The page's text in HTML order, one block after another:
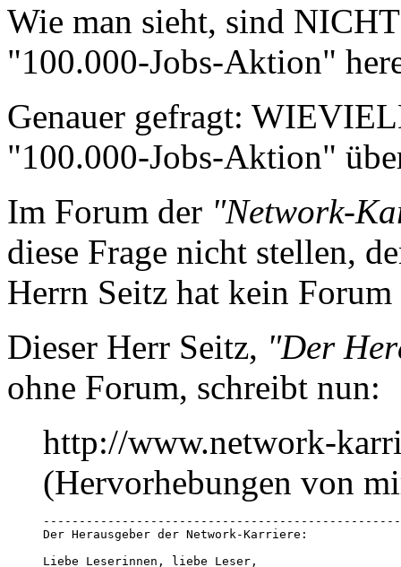
Wie man sieht, sind
"100.000-Jobs-Aktion"
Genauer gefragt:
"100.000-Jobs-Aktion"
Im Forum der "Network-
diese Frage nicht stellen,
Herrn Seitz hat kein Forum
Dieser Herr Seitz, "Der
ohne Forum, schreibt nun:
http://www.network-
(Hervorhebungen von
Der Herausgeber der Network-Karriere:
Liebe Leserinnen, liebe Leser,